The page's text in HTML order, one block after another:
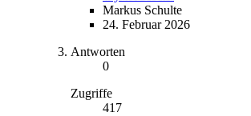
Markus Schulte
24. Februar 2026
Antworten
0
Zugriffe
417